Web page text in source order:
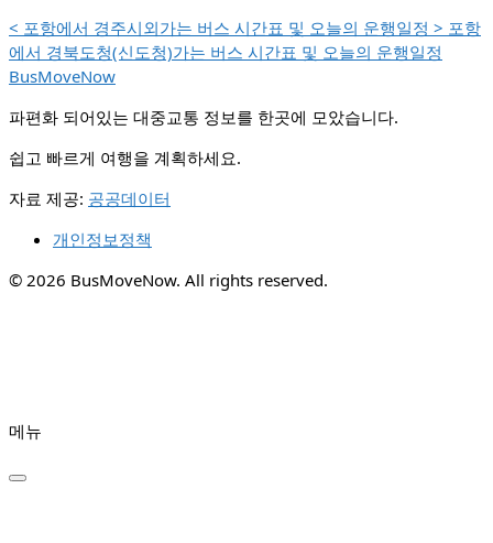
< 포항에서 경주시외가는 버스 시간표 및 오늘의 운행일정 > 포항
에서 경북도청(신도청)가는 버스 시간표 및 오늘의 운행일정
BusMoveNow
파편화 되어있는 대중교통 정보를 한곳에 모았습니다.
쉽고 빠르게 여행을 계획하세요.
자료 제공: 공공데이터
개인정보정책
© 2026 BusMoveNow. All rights reserved.
✕
메뉴